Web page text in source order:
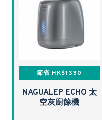
節省 HK$1330
NAGUALEP ECHO 太
空灰廚餘機